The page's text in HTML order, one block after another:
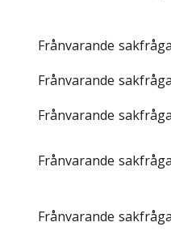
Frånvarande
Frånvarande
Frånvarande
Frånvarande
Frånvarande